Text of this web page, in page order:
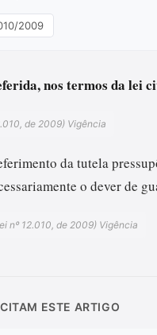
2009
nos termos da lei
de 2009) Vigência
da tutela
o dever de
nº 12.010, de 2009) Vigência
ESTE ARTIGO